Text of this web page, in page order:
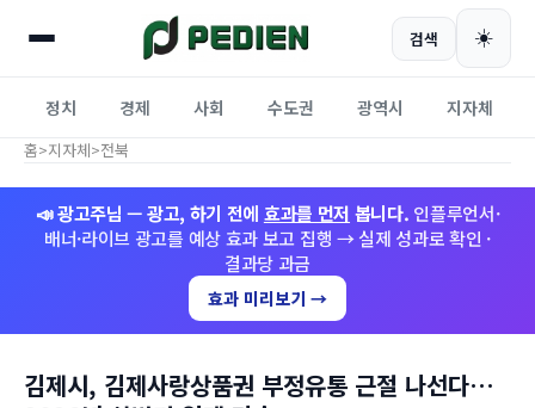
검색 ☀️
정치 경제 사회 수도권 광역시 지자체
홈>지자체>전북
📣 광고주님 — 광고, 하기 전에 효과를 먼저 봅니다. 인플루언서·
배너·라이브 광고를 예상 효과 보고 집행 → 실제 성과로 확인 ·
결과당 과금
효과 미리보기 →
김제시, 김제사랑상품권 부정유통 근절 나선다…